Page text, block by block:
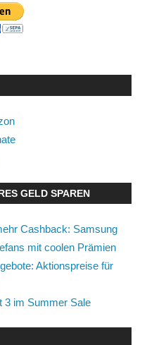
GELD SPAREN
Cashback: Samsung
mit coolen Prämien
Aktionspreise für
3 im Summer Sale